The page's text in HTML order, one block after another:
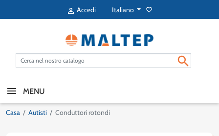
 Accedi Italiano favorite_border

MENU
Casa Autisti Conduttori rotondi